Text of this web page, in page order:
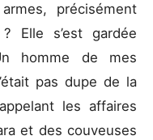
précisément
Elle s’est gardée
homme de mes
pas dupe de la
les affaires
et des couveuses